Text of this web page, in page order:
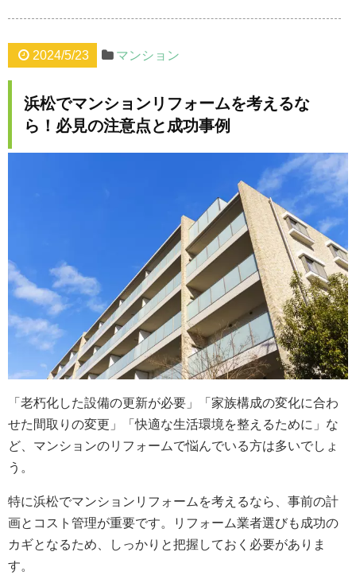
2024/5/23 マンション
浜松でマンションリフォームを考えるな
ら！必見の注意点と成功事例
「老朽化した設備の更新が必要」「家族構成の変化に合わ
せた間取りの変更」「快適な生活環境を整えるために」な
ど、マンションのリフォームで悩んでいる方は多いでしょ
う。
特に浜松でマンションリフォームを考えるなら、事前の計
画とコスト管理が重要です。リフォーム業者選びも成功の
カギとなるため、しっかりと把握しておく必要がありま
す。